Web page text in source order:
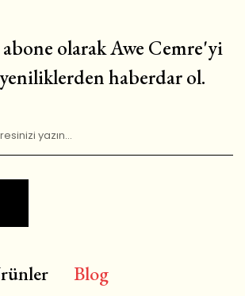
olarak Awe Cemre'yi
haberdar ol.
Blog